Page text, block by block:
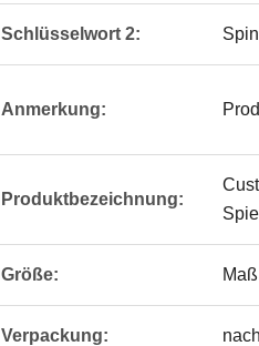
Schlüsselwort 2:
Anmerkung:
Produktbezeichnung:
Größe:
Verpackung: